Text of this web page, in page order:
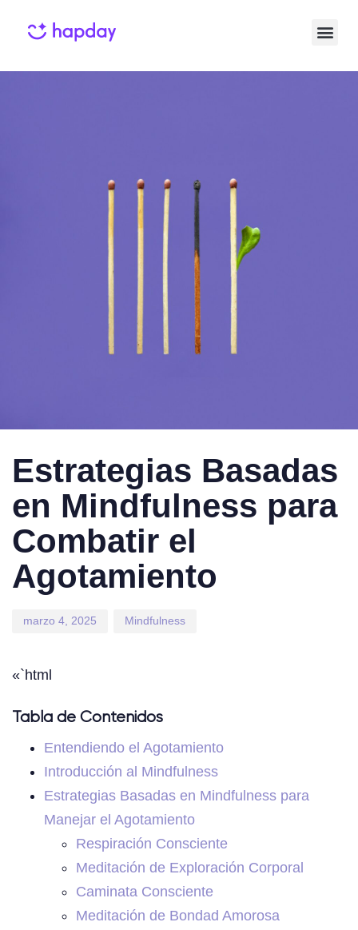
Estrategias Basadas
en Mindfulness para
Combatir el
Agotamiento
on:
marzo 4, 2025 Mindfulness
«`html
Tabla de Contenidos
Entendiendo el Agotamiento
Introducción al Mindfulness
Estrategias Basadas en Mindfulness para
Manejar el Agotamiento
Respiración Consciente
Meditación de Exploración Corporal
Caminata Consciente
Meditación de Bondad Amorosa